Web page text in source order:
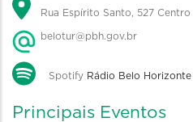
Rua Espírito Santo, 527
belotur@pbh.gov.br
Spotify Rádio Belo Horizonte
Principais Eventos